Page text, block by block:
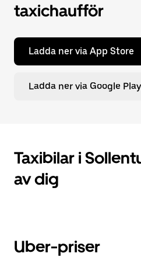
taxichaufför
Ladda ner via App Store
Ladda ner via Google Play
Taxibilar i
av dig
Uber-priser